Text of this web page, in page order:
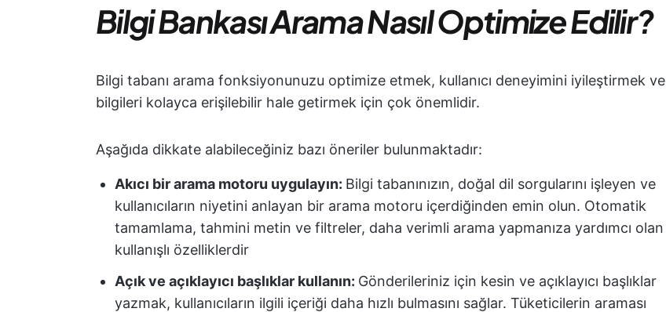
Bilgi Bankası Arama Nasıl Optimize Edilir?
Bilgi tabanı arama fonksiyonunuzu optimize etmek, kullanıcı deneyimini iyileştirmek ve
bilgileri kolayca erişilebilir hale getirmek için çok önemlidir.
Aşağıda dikkate alabileceğiniz bazı öneriler bulunmaktadır:
Akıcı bir arama motoru uygulayın: Bilgi tabanınızın, doğal dil sorgularını işleyen ve
kullanıcıların niyetini anlayan bir arama motoru içerdiğinden emin olun. Otomatik
tamamlama, tahmini metin ve filtreler, daha verimli arama yapmanıza yardımcı olan
kullanışlı özelliklerdir
Açık ve açıklayıcı başlıklar kullanın: Gönderileriniz için kesin ve açıklayıcı başlıklar
yazmak, kullanıcıların ilgili içeriği daha hızlı bulmasını sağlar. Tüketicilerin araması